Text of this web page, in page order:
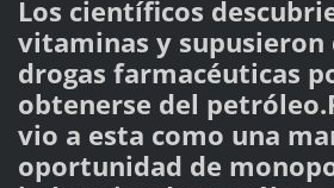
Los científicos
vitaminas y supusieron
drogas farmacéuticas
obtenerse del
vio a esta como una
oportunidad de